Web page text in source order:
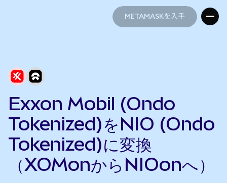
METAMASKを入手
Exxon Mobil (Ondo
Tokenized)をNIO (Ondo
Tokenized)に変換
（XOMonからNIOonへ）